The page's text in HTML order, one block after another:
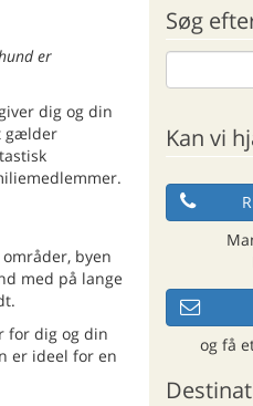
er
dig og din
gælder
byen
med på lange
for dig og din
er ideel for en
Søg
Kan vi
og få